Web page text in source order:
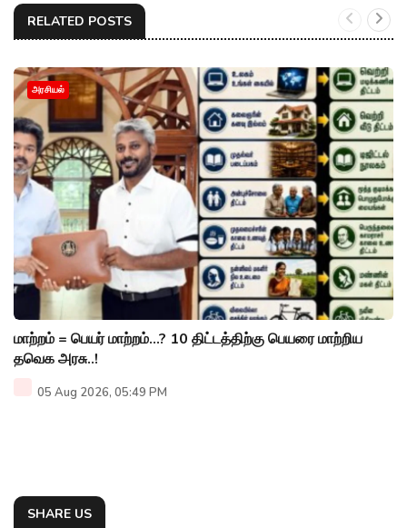
RELATED POSTS
அரசியல்
மாற்றம் = பெயர் மாற்றம்…? 10 திட்டத்திற்கு பெயரை மாற்றிய
தவெக அரசு..!
05 Aug 2026, 05:49 PM
SHARE US